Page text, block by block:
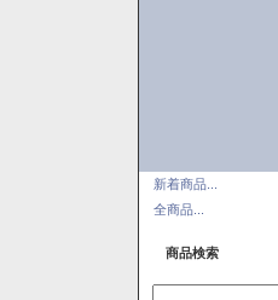
新着商品...
全商品...
商品検索